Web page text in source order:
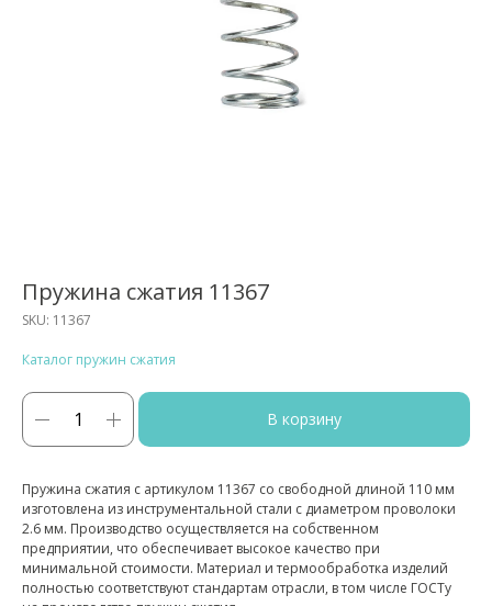
Пружина сжатия 11367
SKU: 11367
Каталог пружин сжатия
В корзину
Пружина сжатия с артикулом 11367 со свободной длиной 110 мм
изготовлена из инструментальной стали с диаметром проволоки
2.6 мм. Производство осуществляется на собственном
предприятии, что обеспечивает высокое качество при
минимальной стоимости. Материал и термообработка изделий
полностью соответствуют стандартам отрасли, в том числе ГОСТу